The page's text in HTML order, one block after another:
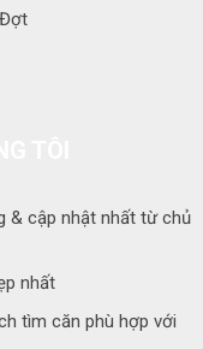
& cập nhật nhất từ chủ
nhất
tìm căn phù hợp với